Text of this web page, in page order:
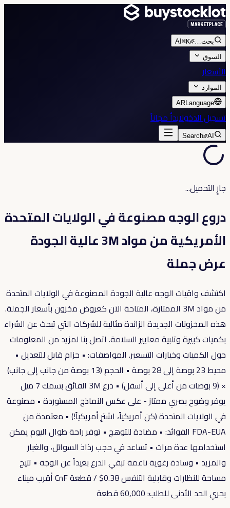
بحث…
AI ⌘K
السوق
الأسعار
الموارد
ARLanguage
تسجيل الدخولابدأ مجاناً
Search AI
جارٍ التحميل...
دروع الوجه مصنوعة في الولايات المتحدة
الأمريكية من مواد 3M عالية الجودة
عرض جملة
اكتشف واقيات الوجه عالية الجودة المصنوعة في الولايات المتحدة
من مواد 3M الممتازة، المتاحة الآن كعروض مخزون بأسعار الجملة.
هذه المخزونات الجديدة الزائدة مثالية للشركات التي تبحث عن الشراء
بكميات كبيرة وتلبية معايير السلامة. اتصل بنا لمزيد من المعلومات
حول الكميات وخيارات التسعير. المواصفات: • حزام قابل للتعديل •
محيط 23 بوصة إلى 28 بوصة • الحجم (13 بوصة من جانب إلى جانب)
× (9 بوصات من أعلى إلى أسفل) • درع 3M الفائق بسمك 7 ميل
يوفر وضوح بصري ممتاز - على عكس النماذج المستوردة • مصنوعة
في الولايات المتحدة (كن أمريكياً، اشترِ أمريكياً!) • معتمدة من
FDA-EUA الفوائد: • مضادة للتوهج • توفر راحة طوال اليوم يمكن
استخدامها عدة مرات • تساعد في حجب رذاذ السوائل، والغبار
والمزيد • وسادة رغوية ناعمة تبقي الدرع بعيداً عن الوجه • تتيح
مساحة للنظارات وقابلية التنفس 0.38$ / قطعة CnF أقرب ميناء
بحري الحد الأدنى للطلب: 60,000 قطعة